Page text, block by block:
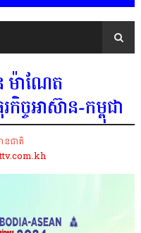
ម៉ាណែត
ច្ចអាស៊ាន-កម្ពុជា
នជាតិ